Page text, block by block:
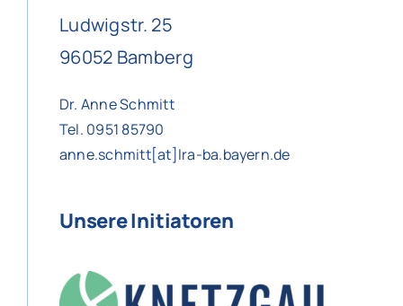
Ludwigstr. 25
96052 Bamberg
Dr. Anne Schmitt
Tel. 0951 85790
anne.schmitt[at]lra-ba.bayern.de
Unsere Initiatoren